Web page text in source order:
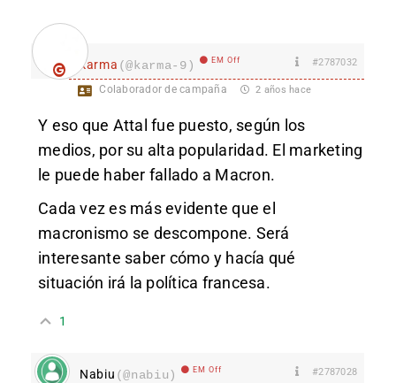
karma (@karma-9) EM Off #2787032
Colaborador de campaña 2 años hace
Y eso que Attal fue puesto, según los
medios, por su alta popularidad. El marketing
le puede haber fallado a Macron.
Cada vez es más evidente que el
macronismo se descompone. Será
interesante saber cómo y hacía qué
situación irá la política francesa.
1
Nabiu (@nabiu) EM Off #2787028